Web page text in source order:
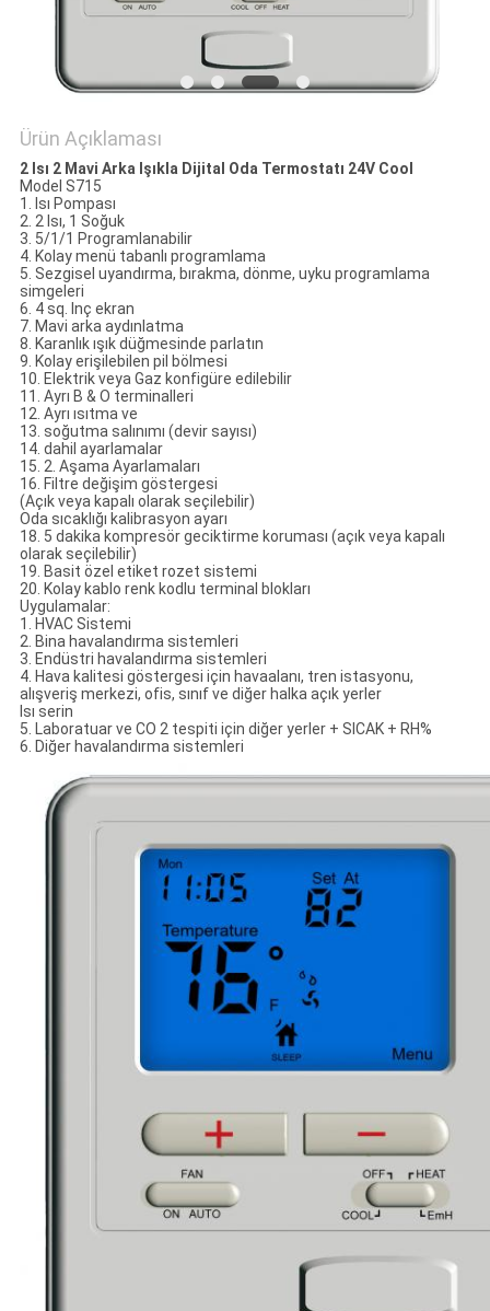
Ürün Açıklaması
2 Isı 2 Mavi Arka Işıkla Dijital Oda Termostatı 24V Cool
Model S715
1. Isı Pompası
2. 2 Isı, 1 Soğuk
3. 5/1/1 Programlanabilir
4. Kolay menü tabanlı programlama
5. Sezgisel uyandırma, bırakma, dönme, uyku programlama
simgeleri
6. 4 sq. Inç ekran
7. Mavi arka aydınlatma
8. Karanlık ışık düğmesinde parlatın
9. Kolay erişilebilen pil bölmesi
10. Elektrik veya Gaz konfigüre edilebilir
11. Ayrı B & O terminalleri
12. Ayrı ısıtma ve
13. soğutma salınımı (devir sayısı)
14. dahil ayarlamalar
15. 2. Aşama Ayarlamaları
16. Filtre değişim göstergesi
(Açık veya kapalı olarak seçilebilir)
Oda sıcaklığı kalibrasyon ayarı
18. 5 dakika kompresör geciktirme koruması (açık veya kapalı
olarak seçilebilir)
19. Basit özel etiket rozet sistemi
20. Kolay kablo renk kodlu terminal blokları
Uygulamalar:
1. HVAC Sistemi
2. Bina havalandırma sistemleri
3. Endüstri havalandırma sistemleri
4. Hava kalitesi göstergesi için havaalanı, tren istasyonu,
alışveriş merkezi, ofis, sınıf ve diğer halka açık yerler
Isı serin
5. Laboratuar ve CO 2 tespiti için diğer yerler + SICAK + RH%
6. Diğer havalandırma sistemleri